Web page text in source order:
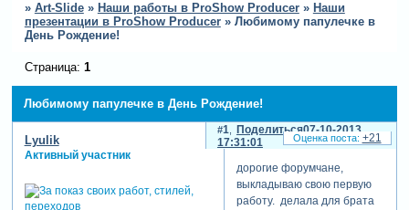
» Art-Slide » Наши работы в ProShow Producer » Наши
презентации в ProShow Producer » Любимому папулечке в
День Рождение!
Любимому папулечке в День Рождение!
Страница: 1
Поделиться
1
07-10-2013
17:31:01
Lyulik
Активный участник
дорогие форумчане,
выкладываю свою первую
работу. делала для брата
+21